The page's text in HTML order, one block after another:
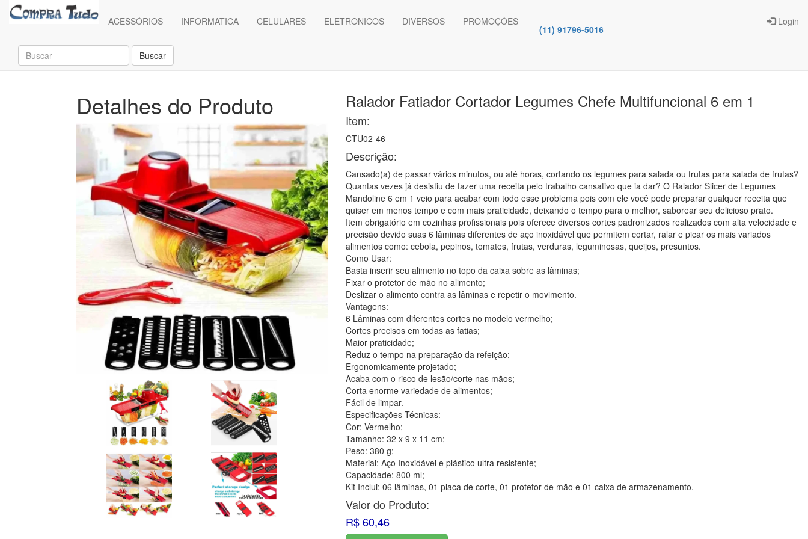
ACESSÓRIOS(current)INFORMATICA CELULARES ELETRÔNICOS DIVERSOS PROMOÇÕES
(11) 91796-5016
Login
Buscar
Detalhes do Produto Ralador Fatiador Cortador Legumes Chefe Multifuncional 6 em 1
Item:
CTU02-46
Descrição:
Cansado(a) de passar vários minutos, ou até horas, cortando os legumes para salada ou frutas para salada de frutas?
Quantas vezes já desistiu de fazer uma receita pelo trabalho cansativo que ia dar? O Ralador Slicer de Legumes
Mandoline 6 em 1 veio para acabar com todo esse problema pois com ele você pode preparar qualquer receita que
quiser em menos tempo e com mais praticidade, deixando o tempo para o melhor, saborear seu delicioso prato.
Item obrigatório em cozinhas profissionais pois oferece diversos cortes padronizados realizados com alta velocidade e
precisão devido suas 6 lâminas diferentes de aço inoxidável que permitem cortar, ralar e picar os mais variados
alimentos como: cebola, pepinos, tomates, frutas, verduras, leguminosas, queijos, presuntos.
Como Usar:
Basta inserir seu alimento no topo da caixa sobre as lâminas;
Fixar o protetor de mão no alimento;
Deslizar o alimento contra as lâminas e repetir o movimento.
Vantagens:
6 Lâminas com diferentes cortes no modelo vermelho;
Cortes precisos em todas as fatias;
Maior praticidade;
Reduz o tempo na preparação da refeição;
Ergonomicamente projetado;
Acaba com o risco de lesão/corte nas mãos;
Corta enorme variedade de alimentos;
Fácil de limpar.
Especificações Técnicas:
Cor: Vermelho;
Tamanho: 32 x 9 x 11 cm;
Peso: 380 g;
Material: Aço Inoxidável e plástico ultra resistente;
Capacidade: 800 ml;
Kit Inclui: 06 lâminas, 01 placa de corte, 01 protetor de mão e 01 caixa de armazenamento.
Valor do Produto:
R$ 60,46